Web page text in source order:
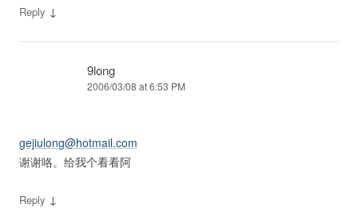
Reply ↓
9long
2006/03/08 at 6:53 PM
gejiulong@hotmail.com
谢谢咯。给我个看看阿
Reply ↓